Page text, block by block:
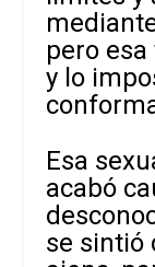
pero
y lo
Esa
acabó
se sintió